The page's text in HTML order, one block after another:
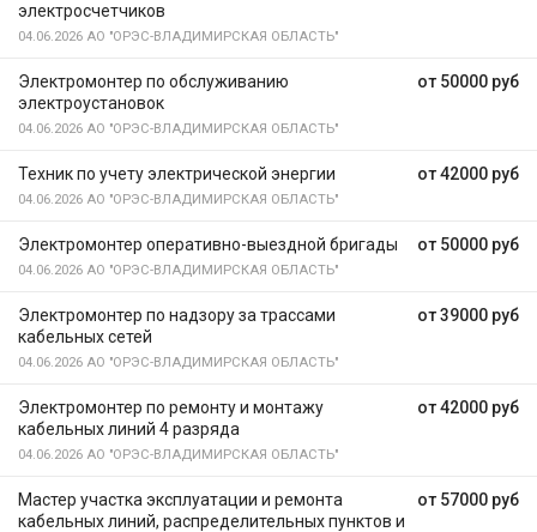
электросчетчиков
04.06.2026 АО "ОРЭС-ВЛАДИМИРСКАЯ ОБЛАСТЬ"
от 50000 руб
Электромонтер по обслуживанию
электроустановок
04.06.2026 АО "ОРЭС-ВЛАДИМИРСКАЯ ОБЛАСТЬ"
от 42000 руб
Техник по учету электрической энергии
04.06.2026 АО "ОРЭС-ВЛАДИМИРСКАЯ ОБЛАСТЬ"
от 50000 руб
Электромонтер оперативно-выездной бригады
04.06.2026 АО "ОРЭС-ВЛАДИМИРСКАЯ ОБЛАСТЬ"
от 39000 руб
Электромонтер по надзору за трассами
кабельных сетей
04.06.2026 АО "ОРЭС-ВЛАДИМИРСКАЯ ОБЛАСТЬ"
от 42000 руб
Электромонтер по ремонту и монтажу
кабельных линий 4 разряда
04.06.2026 АО "ОРЭС-ВЛАДИМИРСКАЯ ОБЛАСТЬ"
от 57000 руб
Мастер участка эксплуатации и ремонта
кабельных линий, распределительных пунктов и